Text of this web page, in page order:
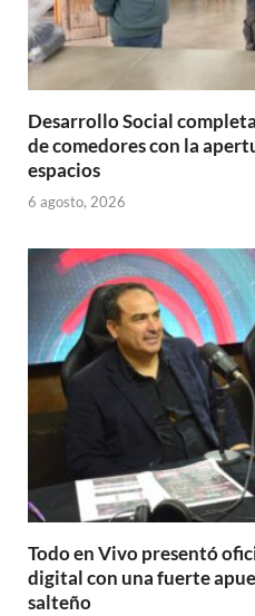
Desarrollo Social
de comedores con la
espacios
6 agosto, 2026
Todo en Vivo presentó
digital con una fuerte
salteño